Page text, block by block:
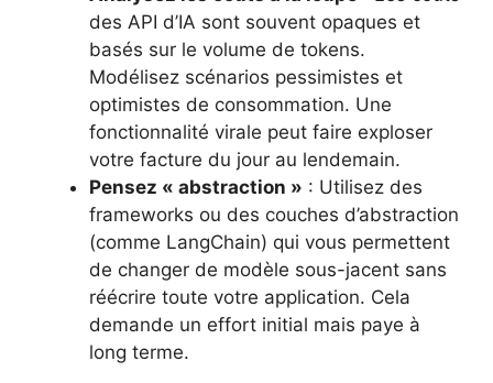
des API d’IA sont souvent opaques et
basés sur le volume de tokens.
Modélisez scénarios pessimistes et
optimistes de consommation. Une
fonctionnalité virale peut faire exploser
votre facture du jour au lendemain.
Pensez « abstraction » : Utilisez des
frameworks ou des couches d’abstraction
(comme LangChain) qui vous permettent
de changer de modèle sous-jacent sans
réécrire toute votre application. Cela
demande un effort initial mais paye à
long terme.